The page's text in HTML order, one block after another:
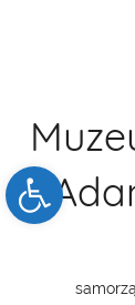
Open toolbar